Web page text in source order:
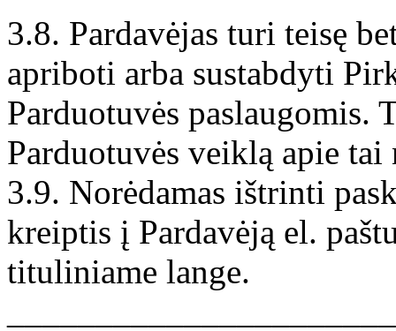
3.8. Pardavėjas turi teisę
apriboti arba sustabdyti
Parduotuvės paslaugomis.
Parduotuvės veiklą apie
3.9. Norėdamas ištrinti
kreiptis į Pardavėją el.
tituliniame lange.